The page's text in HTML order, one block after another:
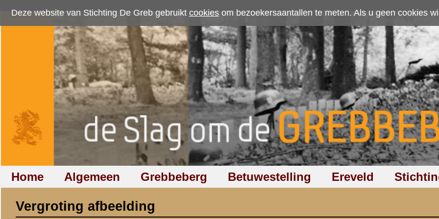
Deze website van Stichting De Greb gebruikt cookies om bezoekersaantallen te meten. Als u geen cookies wilt toestaan kunt u hier klikken Accepteer cookies
Home Algemeen Grebbeberg Betuwestelling Ereveld Stichting Discussiegroep Zoeken
Vergroting afbeelding